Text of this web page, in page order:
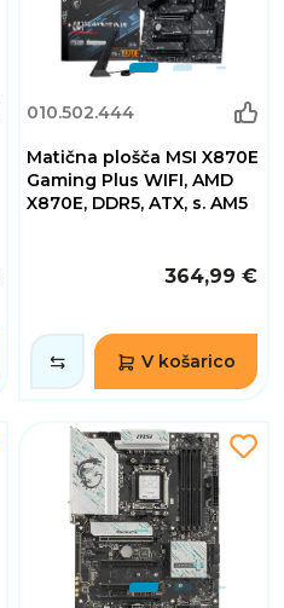
010.502.444
Matična plošča MSI X870E
Gaming Plus WIFI, AMD
X870E, DDR5, ATX, s. AM5
364,99 €
V košarico